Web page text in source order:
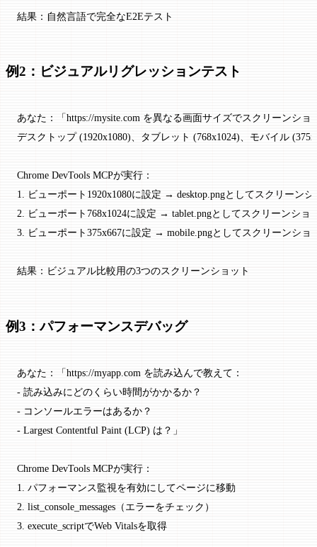
結果：自然言語で完全なE2Eテスト
例2：ビジュアルリグレッションテスト
あなた：「https://mysite.com を異なる画面サイズでスクリーンショ
デスクトップ (1920x1080)、タブレット (768x1024)、モバイル
Chrome DevTools MCPが実行：
1. ビューポート1920x1080に設定 → desktop.pngとしてスクリーン
2. ビューポート768x1024に設定 → tablet.pngとしてスクリーンショ
3. ビューポート375x667に設定 → mobile.pngとしてスクリーンショ
結果：ビジュアル比較用の3つのスクリーンショット
例3：パフォーマンスデバッグ
あなた：「https://myapp.com を読み込んで教えて：
- 読み込みにどのくらい時間がかかるか？
- コンソールエラーはあるか？
- Largest Contentful Paint (LCP) は？」
Chrome DevTools MCPが実行：
1. パフォーマンス監視を有効にしてページに移動
2. list_console_messages（エラーをチェック）
3. execute_scriptでWeb Vitalsを取得